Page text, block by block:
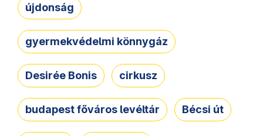
újdonság
gyermekvédelmi könnygáz
Desirée Bonis cirkusz
budapest főváros levéltár Bécsi út